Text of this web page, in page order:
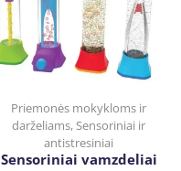
Priemonės mokykloms ir
darželiams,Sensoriniai ir
antistresiniai
Sensoriniai vamzdeliai